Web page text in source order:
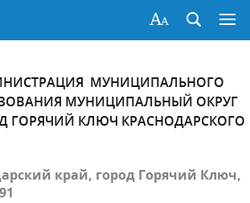
МУНИЦИПАЛЬНОГО
МУНИЦИПАЛЬНЫЙ ОКРУГ
ГОРЯЧИЙ КЛЮЧ КРАСНОДАРСКОГО
край, город Горячий Ключ,